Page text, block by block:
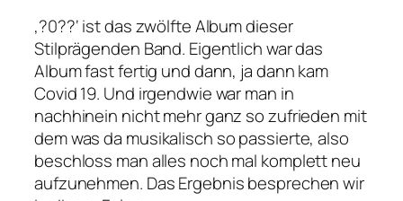
‚?0??‘ ist das zwölfte Album dieser
Stilprägenden Band. Eigentlich war das
Album fast fertig und dann, ja dann kam
Covid 19. Und irgendwie war man in
nachhinein nicht mehr ganz so zufrieden mit
dem was da musikalisch so passierte, also
beschloss man alles noch mal komplett neu
aufzunehmen. Das Ergebnis besprechen wir